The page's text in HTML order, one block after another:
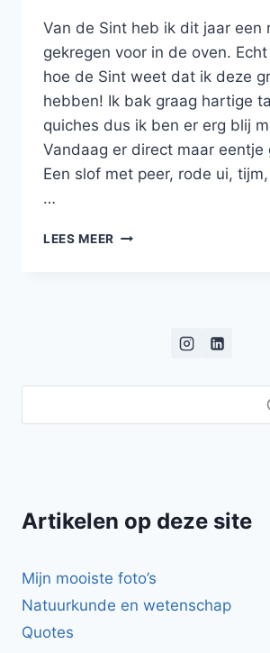
Van de Sint heb ik dit jaar een
gekregen voor in de oven.
hoe de Sint weet dat ik deze
hebben! Ik bak graag hartige
quiches dus ik ben er erg blij
Vandaag er direct maar eentje
Een slof met peer, rode ui,
…
LEES MEER HARTIGE
Artikelen op deze site
Mijn mooiste foto’s
Natuurkunde en wetenschap
Quotes